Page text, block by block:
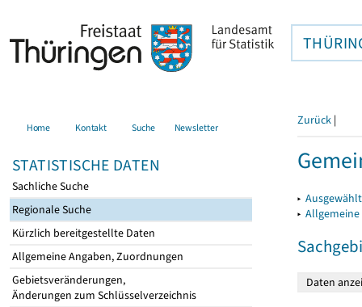
Home Kontakt Suche Newsletter
STATISTISCHE DATEN
Sachliche Suche
Regionale Suche
Kürzlich bereitgestellte Daten
Allgemeine Angaben, Zuordnungen
Gebietsveränderungen,
Änderungen zum Schlüsselverzeichnis
Zurück |
▸
▸